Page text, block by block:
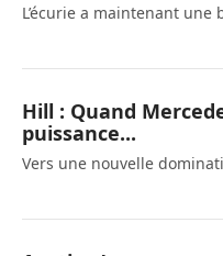
L’écurie a maintenant une
Hill : Quand
puissance...
Vers une nouvelle